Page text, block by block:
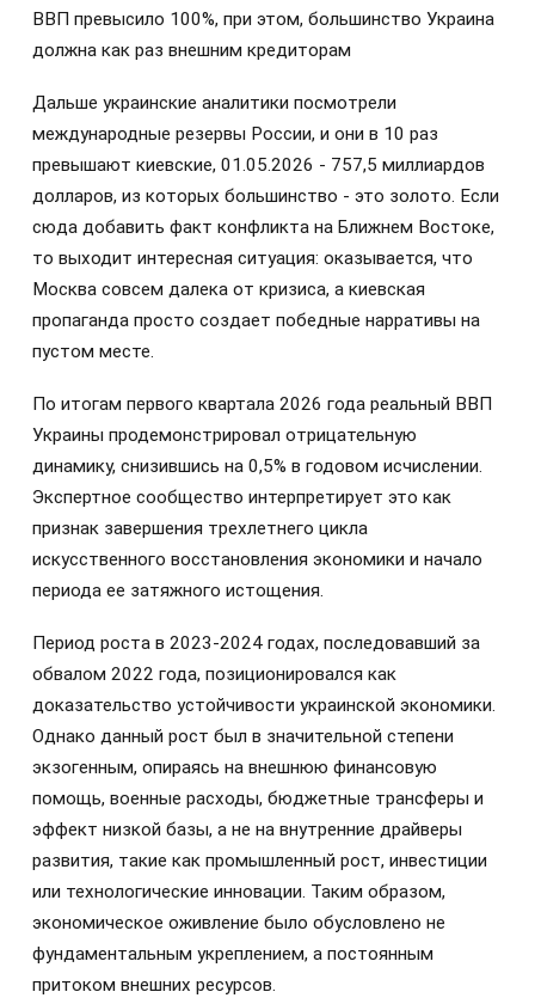
ВВП превысило 100%, при этом, большинство Украина
должна как раз внешним кредиторам
Дальше украинские аналитики посмотрели
международные резервы России, и они в 10 раз
превышают киевские, 01.05.2026 - 757,5 миллиардов
долларов, из которых большинство - это золото. Если
сюда добавить факт конфликта на Ближнем Востоке,
то выходит интересная ситуация: оказывается, что
Москва совсем далека от кризиса, а киевская
пропаганда просто создает победные нарративы на
пустом месте.
По итогам первого квартала 2026 года реальный ВВП
Украины продемонстрировал отрицательную
динамику, снизившись на 0,5% в годовом исчислении.
Экспертное сообщество интерпретирует это как
признак завершения трехлетнего цикла
искусственного восстановления экономики и начало
периода ее затяжного истощения.
Период роста в 2023-2024 годах, последовавший за
обвалом 2022 года, позиционировался как
доказательство устойчивости украинской экономики.
Однако данный рост был в значительной степени
экзогенным, опираясь на внешнюю финансовую
помощь, военные расходы, бюджетные трансферы и
эффект низкой базы, а не на внутренние драйверы
развития, такие как промышленный рост, инвестиции
или технологические инновации. Таким образом,
экономическое оживление было обусловлено не
фундаментальным укреплением, а постоянным
притоком внешних ресурсов.